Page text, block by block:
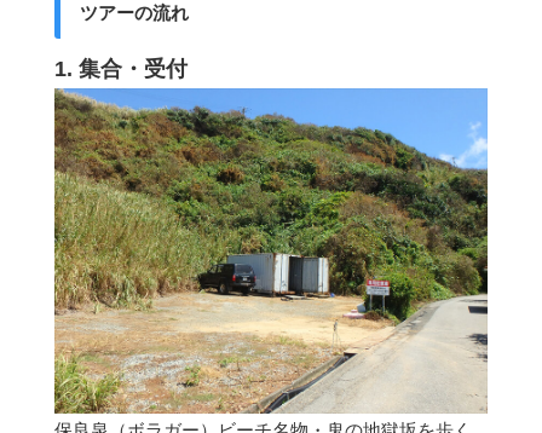
ツアーの流れ
1. 集合・受付